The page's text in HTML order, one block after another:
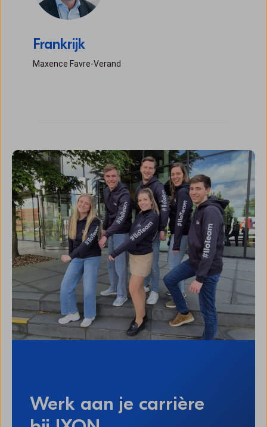
Frankrijk
Maxence Favre-Verand
Werk aan je carrière